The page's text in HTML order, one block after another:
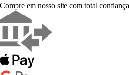
Compre em nosso site com total confiança